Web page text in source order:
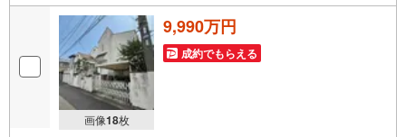
画像18枚
9,990万円
成約でもらえる